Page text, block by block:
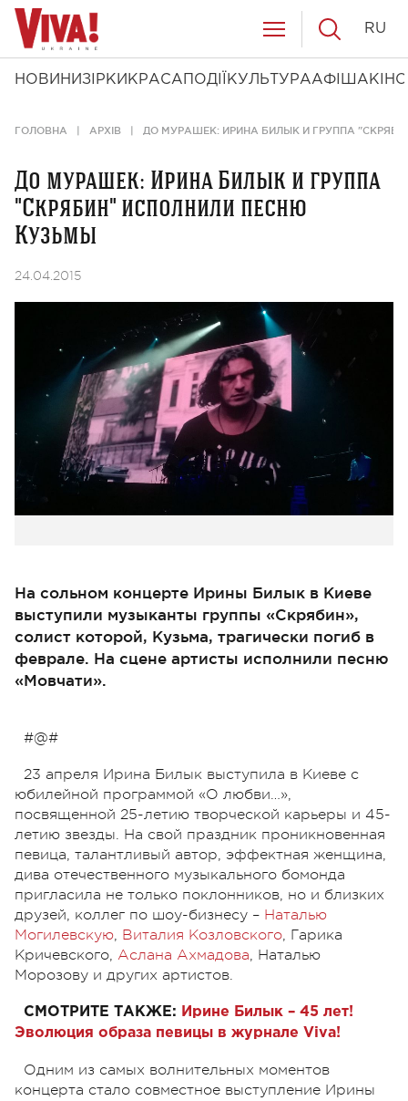
НОВИНИ ЗІРКИ КРАСА ПОДІЇ КУЛЬТУРААФІША КІНО
RU
ГОЛОВНА АРХІВ ДО МУРАШЕК: ИРИНА БИЛЫК И ГРУППА
До мурашек: Ирина Билык и группа
"Скрябин" исполнили песню
Кузьмы
24.04.2015
На сольном концерте Ирины Билык в Киеве
выступили музыканты группы «Скрябин»,
солист которой, Кузьма, трагически погиб в
феврале. На сцене артисты исполнили песню
«Мовчати».
#@#
23 апреля Ирина Билык выступила в Киеве с
юбилейной программой «О любви…»,
посвященной 25-летию творческой карьеры и 45-
летию звезды. На свой праздник проникновенная
певица, талантливый автор, эффектная женщина,
дива отечественного музыкального бомонда
пригласила не только поклонников, но и близких
друзей, коллег по шоу-бизнесу – Наталью
Могилевскую, Виталия Козловского, Гарика
Кричевского, Аслана Ахмадова, Наталью
Морозову и других артистов.
СМОТРИТЕ ТАКЖЕ: Ирине Билык – 45 лет!
Эволюция образа певицы в журнале Viva!
Одним из самых волнительных моментов
концерта стало совместное выступление Ирины